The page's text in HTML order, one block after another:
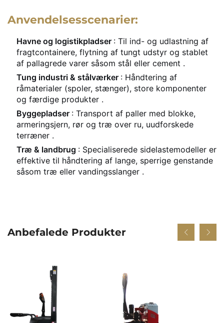
Anvendelsesscenarier:
Havne og logistikpladser : Til ind- og udlastning af
fragtcontainere, flytning af tungt udstyr og stablet
af pallagrede varer såsom stål eller cement .
Tung industri & stålværker : Håndtering af
råmaterialer (spoler, stænger), store komponenter
og færdige produkter .
Byggepladser : Transport af paller med blokke,
armeringsjern, rør og træ over ru, uudforskede
terræner .
Træ & landbrug : Specialiserede sidelastemodeller er
effektive til håndtering af lange, sperrige genstande
såsom træ eller vandingsslanger .
Anbefalede Produkter